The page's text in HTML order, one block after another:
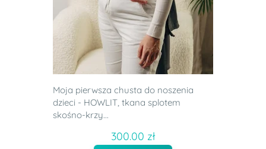
Moja pierwsza chusta do noszenia
dzieci - HOWLIT, tkana splotem
skośno-krzy...
300.00 zł